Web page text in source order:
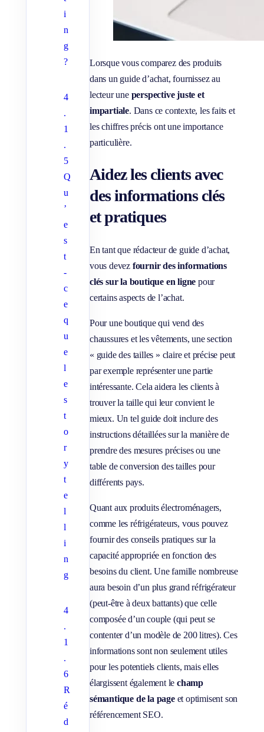
i
n
g
?
4
.
1
.
5
Q
u
’
e
s
t
-
c
e
q
u
e
l
e
s
t
o
r
y
t
e
l
l
i
n
g
4
.
1
.
6
R
é
d
Lorsque vous comparez des produits
dans un guide d’achat, fournissez au
lecteur une perspective juste et
impartiale. Dans ce contexte, les faits et
les chiffres précis ont une importance
particulière.
Aidez les clients avec
des informations clés
et pratiques
En tant que rédacteur de guide d’achat,
vous devez fournir des informations
clés sur la boutique en ligne pour
certains aspects de l’achat.
Pour une boutique qui vend des
chaussures et les vêtements, une section
« guide des tailles » claire et précise peut
par exemple représenter une partie
intéressante. Cela aidera les clients à
trouver la taille qui leur convient le
mieux. Un tel guide doit inclure des
instructions détaillées sur la manière de
prendre des mesures précises ou une
table de conversion des tailles pour
différents pays.
Quant aux produits électroménagers,
comme les réfrigérateurs, vous pouvez
fournir des conseils pratiques sur la
capacité appropriée en fonction des
besoins du client. Une famille nombreuse
aura besoin d’un plus grand réfrigérateur
(peut-être à deux battants) que celle
composée d’un couple (qui peut se
contenter d’un modèle de 200 litres). Ces
informations sont non seulement utiles
pour les potentiels clients, mais elles
élargissent également le champ
sémantique de la pageet optimisent son
référencement SEO.